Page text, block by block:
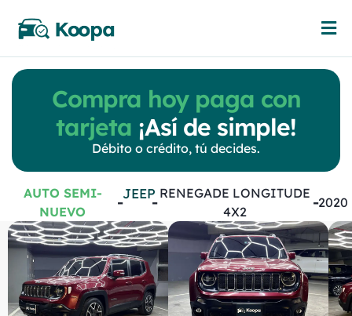
Compra hoy paga con
tarjeta ¡Así de simple!
Débito o crédito, tú decides.
AUTO SEMI-
NUEVO
-JEEP-RENEGADE LONGITUDE
4X2
-2020
Jeep
Renegade
longitude 4x2